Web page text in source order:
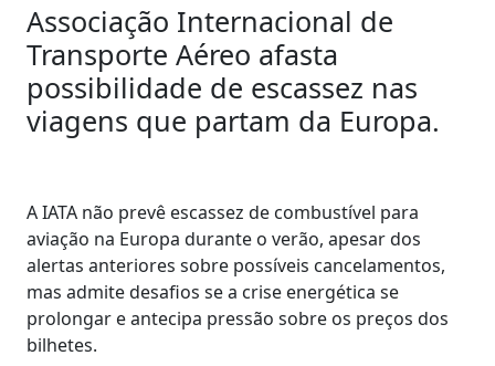
Associação Internacional de
Transporte Aéreo afasta
possibilidade de escassez nas
viagens que partam da Europa.
A IATA não prevê escassez de combustível para
aviação na Europa durante o verão, apesar dos
alertas anteriores sobre possíveis cancelamentos,
mas admite desafios se a crise energética se
prolongar e antecipa pressão sobre os preços dos
bilhetes.